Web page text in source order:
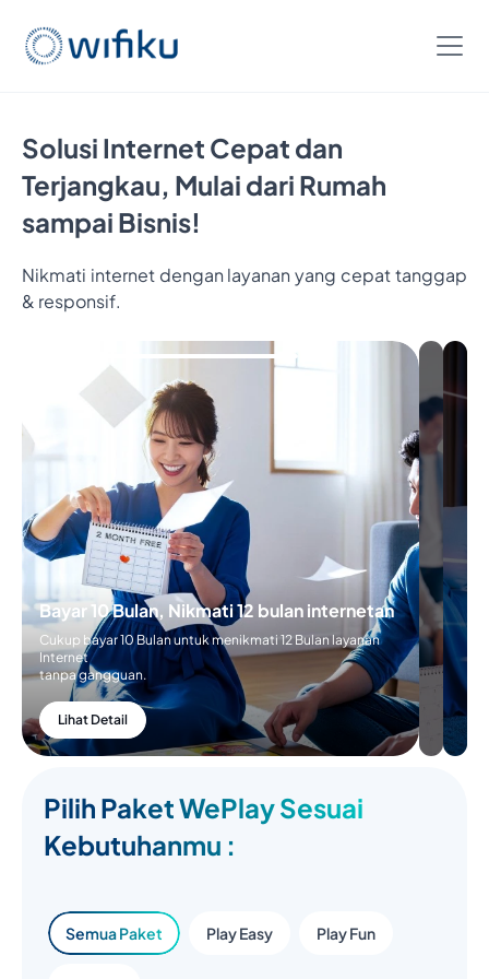
Solusi Internet Cepat dan
Terjangkau, Mulai dari Rumah
sampai Bisnis!
Nikmati internet dengan layanan yang cepat tanggap
& responsif.
Bayar 10 Bulan, Nikmati 12 bulan internetan
Cukup bayar 10 Bulan untuk menikmati 12 Bulan layanan
Internet
tanpa gangguan.
Lihat Detail
Pilih Paket WePlay Sesuai
Kebutuhanmu :
Semua Paket Play Easy Play Fun